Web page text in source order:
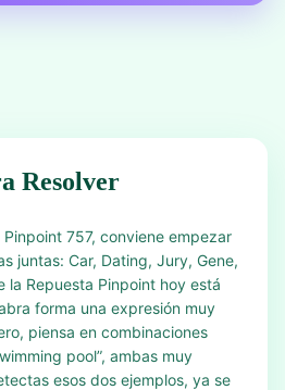
Resolver
757, conviene empezar
juntas: Car, Dating, Jury, Gene,
la Repuesta Pinpoint hoy está
forma una expresión muy
piensa en combinaciones
pool”, ambas muy
esos dos ejemplos, ya se